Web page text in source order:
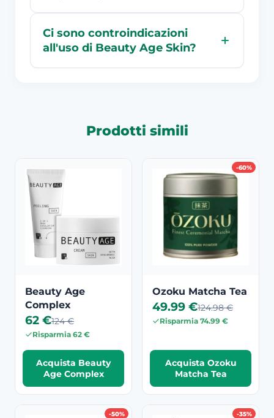
Ci sono controindicazioni
all'uso di Beauty Age Skin?
Prodotti simili
Beauty Age
Complex
62 €124 €
Risparmia 62 €
Acquista Beauty
Age Complex
-60%
Ozoku Matcha Tea
49.99 €124.98 €
Risparmia 74.99 €
Acquista Ozoku
Matcha Tea
-50% -35%